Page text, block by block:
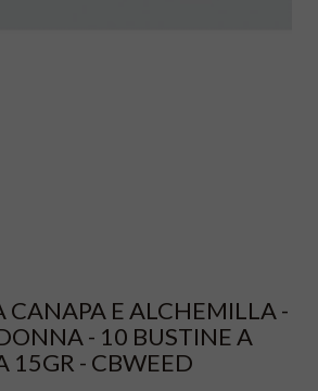
CANAPA E ALCHEMILLA -
- 10 BUSTINE A
15GR - CBWEED